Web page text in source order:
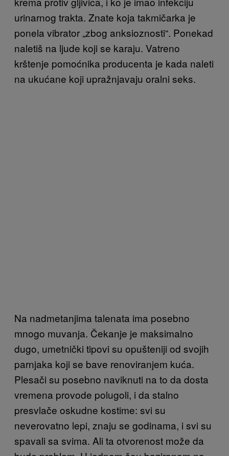
urinarnog trakta. Znate koja takmičarka je
ponela vibrator „zbog anksioznosti“. Ponekad
naletiš na ljude koji se karaju. Vatreno
krštenje pomoćnika producenta je kada naleti
na ukućane koji upražnjavaju oralni seks.
Na nadmetanjima talenata ima posebno
mnogo muvanja. Čekanje je maksimalno
dugo, umetnički tipovi su opušteniji od svojih
parnjaka koji se bave renoviranjem kuća.
Plesači su posebno naviknuti na to da dosta
vremena provode polugoli, i da stalno
presvlače oskudne kostime: svi su
neverovatno lepi, znaju se godinama, i svi su
spavali sa svima. Ali ta otvorenost može da